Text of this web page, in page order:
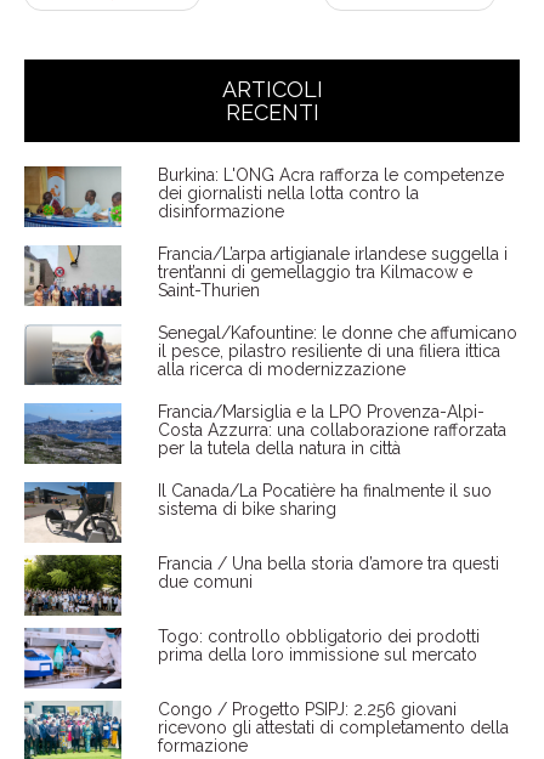
ARTICOLI
RECENTI
Burkina: L'ONG Acra rafforza le competenze
dei giornalisti nella lotta contro la
disinformazione
Francia/L’arpa artigianale irlandese suggella i
trent’anni di gemellaggio tra Kilmacow e
Saint-Thurien
Senegal/Kafountine: le donne che affumicano
il pesce, pilastro resiliente di una filiera ittica
alla ricerca di modernizzazione
Francia/Marsiglia e la LPO Provenza-Alpi-
Costa Azzurra: una collaborazione rafforzata
per la tutela della natura in città
Il Canada/La Pocatière ha finalmente il suo
sistema di bike sharing
Francia / Una bella storia d’amore tra questi
due comuni
Togo: controllo obbligatorio dei prodotti
prima della loro immissione sul mercato
Congo / Progetto PSIPJ: 2.256 giovani
ricevono gli attestati di completamento della
formazione